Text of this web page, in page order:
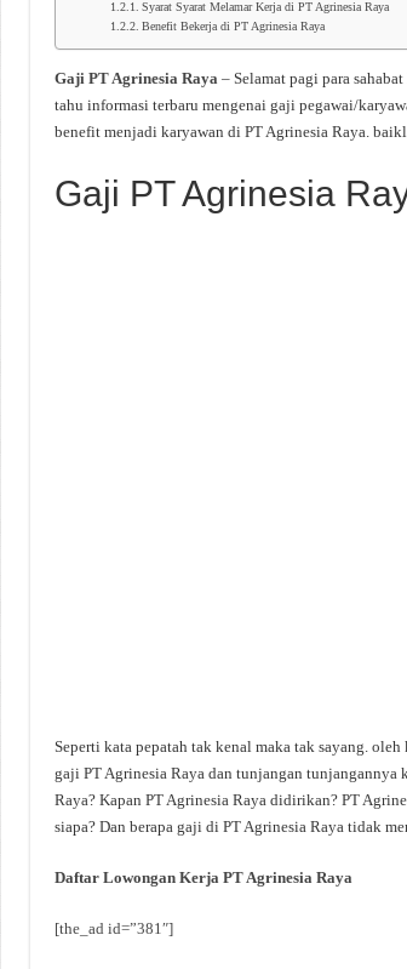
Syarat Syarat Melamar Kerja di PT Agrinesia Raya
Benefit Bekerja di PT Agrinesia Raya
Gaji PT Agrinesia Raya – Selamat pagi para
tahu informasi terbaru mengenai gaji pegawai/
benefit menjadi karyawan di PT Agrinesia Raya.
Gaji PT Agrinesia
Seperti kata pepatah tak kenal maka tak sayang.
gaji PT Agrinesia Raya dan tunjangan
Raya? Kapan PT Agrinesia Raya didirikan? PT
siapa? Dan berapa gaji di PT Agrinesia Raya tidak
Daftar Lowongan Kerja PT Agrinesia Raya
[the_ad id=”381″]